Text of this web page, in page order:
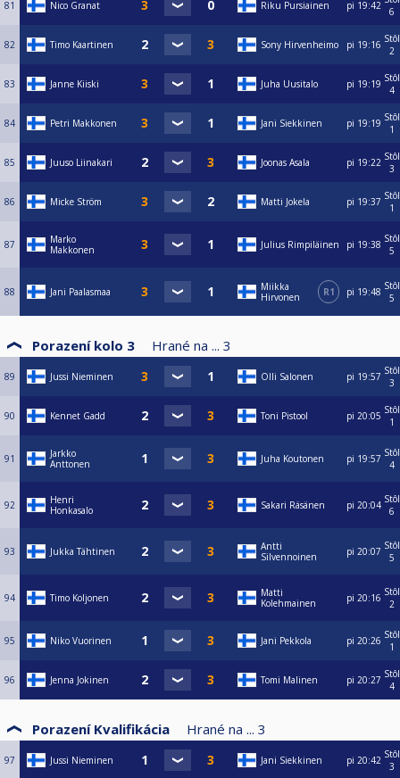
81 Nico Granat Riku Pursiainen pi 19:42
6
82 Timo Kaartinen Sony Hirvenheimo pi 19:16 Stôl
2
83 Janne Kiiski Juha Uusitalo pi 19:19 Stôl
4
84 Petri Makkonen Jani Siekkinen pi 19:19 Stôl
1
85 Juuso Liinakari Joonas Asala pi 19:22 Stôl
3
86 Micke Ström Matti Jokela pi 19:37 Stôl
1
87
Marko
Makkonen
Julius Rimpiläinen pi 19:38 Stôl
5
88 Jani Paalasmaa
Miikka
Hirvonen
R1 pi 19:48 Stôl
5
Porazení kolo 3 Hrané na ... 3
89 Jussi Nieminen Olli Salonen pi 19:57 Stôl
3
90 Kennet Gadd Toni Pistool pi 20:05 Stôl
1
91
Jarkko
Anttonen
Juha Koutonen pi 19:57 Stôl
4
92
Henri
Honkasalo
Sakari Räsänen pi 20:04 Stôl
6
93 Jukka Tähtinen
Antti
Silvennoinen
pi 20:07 Stôl
5
94 Timo Koljonen
Matti
Kolehmainen
pi 20:16 Stôl
2
95 Niko Vuorinen Jani Pekkola pi 20:26 Stôl
1
96 Jenna Jokinen Tomi Malinen pi 20:27 Stôl
4
Porazení Kvalifikácia Hrané na ... 3
97 Jussi Nieminen Jani Siekkinen pi 20:42 Stôl
3